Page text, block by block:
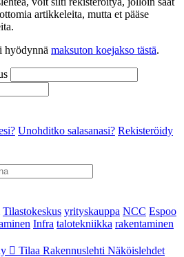
artikkeleita, mutta et pääse
hyödynnä maksuton koejakso tästä.
Unohditko salasanasi? Rekisteröidy
Tilastokeskus yrityskauppa NCC Espoo
Infra talotekniikka rakentaminen
Tilaa Rakennuslehti Näköislehdet